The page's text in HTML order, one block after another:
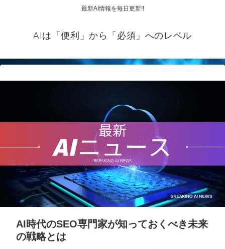
最新AI情報を毎日更新‼
AIは「便利」から「必須」へのレベル
AI時代のSEO専門家が知っておくべき未来
の戦略とは